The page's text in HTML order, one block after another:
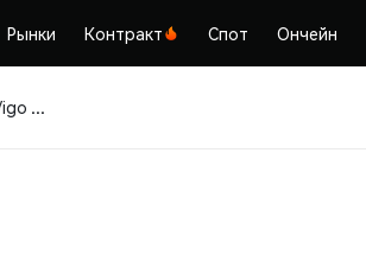
Рынки Контракт Спот Ончейн
CFT (RC Celta de Vigo Fan Token)